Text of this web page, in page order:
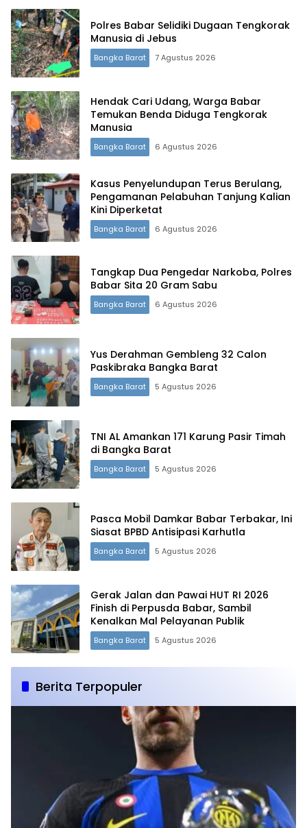
Terdepan Menyorot Fakta.
Polres Babar Selidiki Dugaan Tengkorak
Manusia di Jebus
Bangka Barat 7 Agustus 2026
Hendak Cari Udang, Warga Babar
Temukan Benda Diduga Tengkorak
Manusia
Bangka Barat 6 Agustus 2026
Kasus Penyelundupan Terus Berulang,
Pengamanan Pelabuhan Tanjung Kalian
Kini Diperketat
Bangka Barat 6 Agustus 2026
Tangkap Dua Pengedar Narkoba, Polres
Babar Sita 20 Gram Sabu
Bangka Barat 6 Agustus 2026
Yus Derahman Gembleng 32 Calon
Paskibraka Bangka Barat
Bangka Barat 5 Agustus 2026
TNI AL Amankan 171 Karung Pasir Timah
di Bangka Barat
Bangka Barat 5 Agustus 2026
Pasca Mobil Damkar Babar Terbakar, Ini
Siasat BPBD Antisipasi Karhutla
Bangka Barat 5 Agustus 2026
Gerak Jalan dan Pawai HUT RI 2026
Finish di Perpusda Babar, Sambil
Kenalkan Mal Pelayanan Publik
Bangka Barat 5 Agustus 2026
Berita Terpopuler